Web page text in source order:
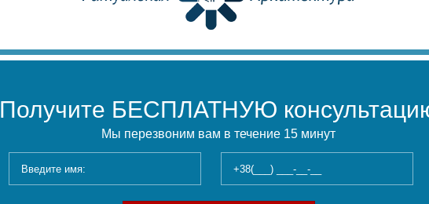
Получите БЕСПЛАТНУЮ
Мы перезвоним вам в течение 15 минут